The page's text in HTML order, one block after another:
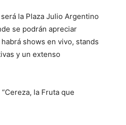
la Plaza Julio Argentino
se podrán apreciar
shows en vivo, stands
y un extenso
la Fruta que